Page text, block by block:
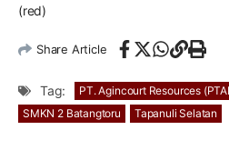
(red)
Share Article
Tag: PT. Agincourt Resources
SMKN 2 Batangtoru
Tapanuli Selatan